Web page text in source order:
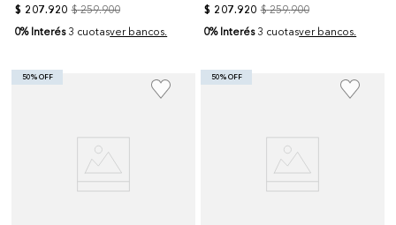
$ 207.920 $ 259.900
0% Interés 3 cuotasver bancos.
$ 207.920 $ 259.900
0% Interés 3 cuotasver bancos.
50% OFF 50% OFF